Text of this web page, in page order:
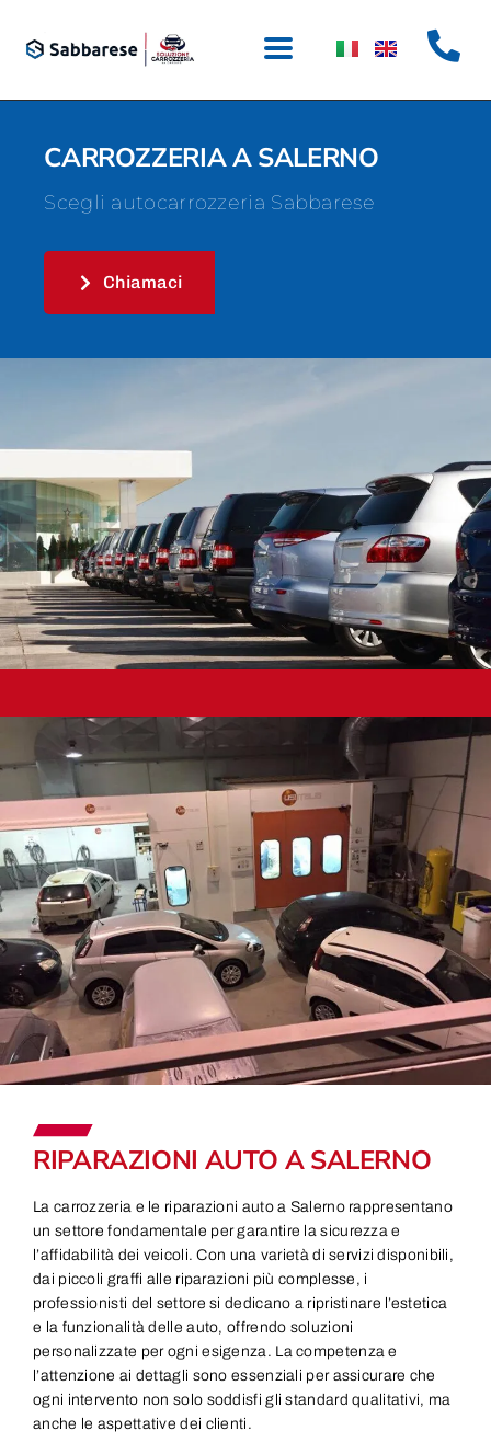
CARROZZERIA A SALERNO
Scegli autocarrozzeria Sabbarese
Chiamaci
RIPARAZIONI AUTO A SALERNO
La carrozzeria e le riparazioni auto a Salerno rappresentano
un settore fondamentale per garantire la sicurezza e
l’affidabilità dei veicoli. Con una varietà di servizi disponibili,
dai piccoli graffi alle riparazioni più complesse, i
professionisti del settore si dedicano a ripristinare l’estetica
e la funzionalità delle auto, offrendo soluzioni
personalizzate per ogni esigenza. La competenza e
l’attenzione ai dettagli sono essenziali per assicurare che
ogni intervento non solo soddisfi gli standard qualitativi, ma
anche le aspettative dei clienti.